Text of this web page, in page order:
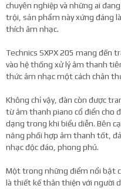
chuyên nghiệp và những ai
trội, sản phẩm này xứng đáng
thích âm nhạc.
Technics SXPX 205 mang đến
vào hệ thống xử lý âm thanh
thức âm nhạc một cách chân
Không chỉ vậy, đàn còn được
từ âm thanh piano cổ điển cho
dạng trong khi biểu diễn. Bên
năng phối hợp âm thanh tốt,
nhạc độc đáo, phong phú.
Một trong những điểm nổi bật
là thiết kế thân thiện với người